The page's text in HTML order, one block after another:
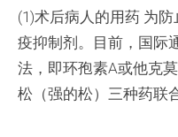
(1)术后病人的用药 为
疫抑制剂。目前，国际
法，即环孢素A或他克
松（强的松）三种药联